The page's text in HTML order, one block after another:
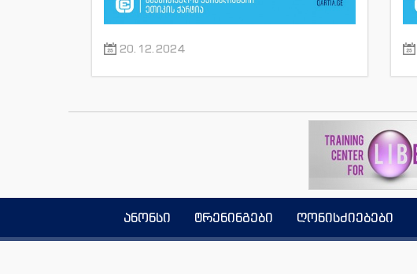
20.12.2024
ანონსი ტრენინგები ღონისძიებები